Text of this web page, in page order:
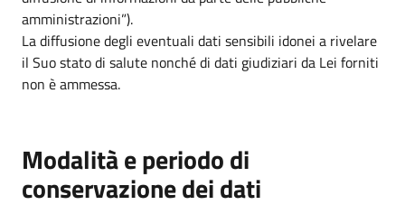
amministrazioni”).
La diffusione degli eventuali dati sensibili idonei a rivelare
il Suo stato di salute nonché di dati giudiziari da Lei forniti
non è ammessa.
Modalità e periodo di
conservazione dei dati